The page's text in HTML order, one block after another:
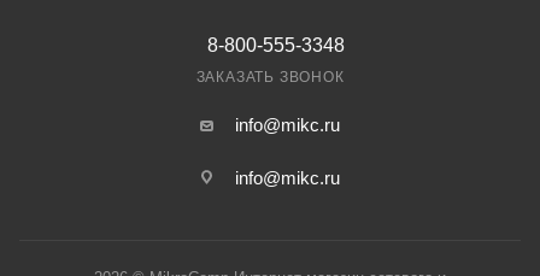
8-800-555-3348
ЗАКАЗАТЬ ЗВОНОК
info@mikc.ru
info@mikc.ru